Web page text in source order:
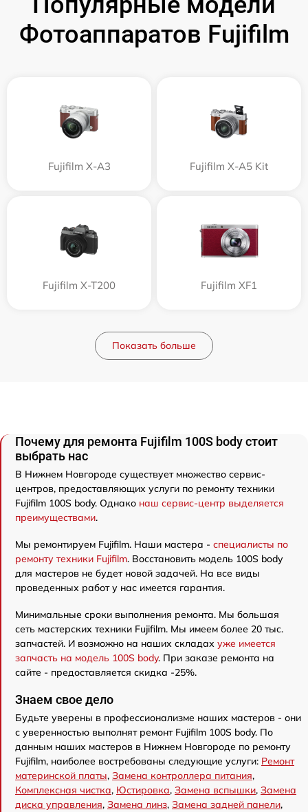
Фотоаппаратов Fujifilm
Fujifilm X-A3 Fujifilm X-A5 Kit
Fujifilm X-T200 Fujifilm XF1
Показать больше
Почему для ремонта Fujifilm 100S body стоит
выбрать нас
В Нижнем Новгороде существует множество сервис-
центров, предоставляющих услуги по ремонту техники
Fujifilm 100S body. Однако наш сервис-центр выделяется
преимуществами.
Мы ремонтируем Fujifilm. Наши мастера - специалисты по
ремонту техники Fujifilm. Восстановить модель 100S body
для мастеров не будет новой задачей. На все виды
проведенных работ у нас имеется гарантия.
Минимальные сроки выполнения ремонта. Мы большая
сеть мастерских техники Fujifilm. Мы имеем более 20 тыс.
запчастей. И возможно на наших складах уже имеется
запчасть на модель 100S body. При заказе ремонта на
сайте - предоставляется скидка -25%.
Знаем свое дело
Будьте уверены в профессионализме наших мастеров - они
с уверенностью выполнят ремонт Fujifilm 100S body. По
данным наших мастеров в Нижнем Новгороде по ремонту
Fujifilm, наиболее востребованы следующие услуги: Ремонт
материнской платы, Замена контроллера питания,
Комплексная чистка, Юстировка, Замена вспышки, Замена
диска управления, Замена линз, Замена задней панели,